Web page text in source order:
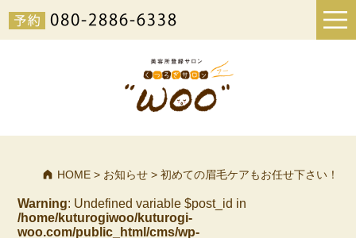
HOME> お知らせ> 初めての眉毛ケアもお任せ下さい！
Warning: Undefined variable $post_id in
/home/kuturogiwoo/kuturogi-
woo.com/public_html/cms/wp-